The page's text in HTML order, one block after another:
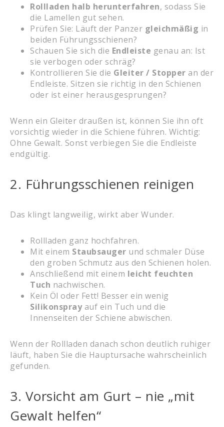
Rollladen halb herunterfahren, sodass Sie
die Lamellen gut sehen.
Prüfen Sie: Läuft der Panzer gleichmäßig in
beiden Führungsschienen?
Schauen Sie sich die Endleiste genau an: Ist
sie verbogen oder schräg?
Kontrollieren Sie die Gleiter / Stopper an der
Endleiste. Sitzen sie richtig in den Schienen
oder ist einer herausgesprungen?
Wenn ein Gleiter draußen ist, können Sie ihn oft
vorsichtig wieder in die Schiene führen. Wichtig:
Ohne Gewalt. Sonst verbiegen Sie die Endleiste
endgültig.
2. Führungsschienen reinigen
Das klingt langweilig, wirkt aber Wunder.
Rollladen ganz hochfahren.
Mit einem Staubsauger und schmaler Düse
den groben Schmutz aus den Schienen holen.
Anschließend mit einem leicht feuchten
Tuch nachwischen.
Kein Öl oder Fett! Besser ein wenig
Silikonsprayauf ein Tuch und die
Innenseiten der Schiene abwischen.
Wenn der Rollladen danach schon deutlich ruhiger
läuft, haben Sie die Hauptursache wahrscheinlich
gefunden.
3. Vorsicht am Gurt – nie „mit
Gewalt helfen“